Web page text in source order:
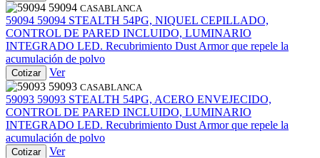
59094 CASABLANCA
59094 59094 STEALTH 54PG, NIQUEL CEPILLADO,
CONTROL DE PARED INCLUIDO, LUMINARIO
INTEGRADO LED. Recubrimiento Dust Armor que repele la
acumulación de polvo
Cotizar
Ver
59093 CASABLANCA
59093 59093 STEALTH 54PG, ACERO ENVEJECIDO,
CONTROL DE PARED INCLUIDO, LUMINARIO
INTEGRADO LED. Recubrimiento Dust Armor que repele la
acumulación de polvo
Cotizar
Ver